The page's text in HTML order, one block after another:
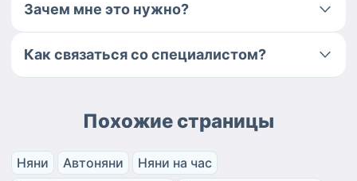
Зачем мне это нужно?
Как связаться со специалистом?
Похожие страницы
Няни Автоняни
Няни на час